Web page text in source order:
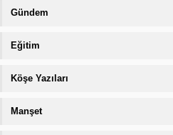
Gündem
Eğitim
Köşe Yazıları
Manşet